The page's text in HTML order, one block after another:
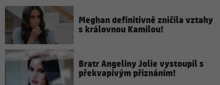
Meghan definitivně zničila vztahy
s královnou Kamilou!
Bratr Angeliny Jolie vystoupil s
překvapivým přiznáním!